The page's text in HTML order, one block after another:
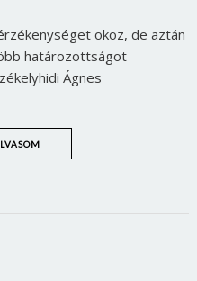
okoz, de aztán
határozottságot
Ágnes